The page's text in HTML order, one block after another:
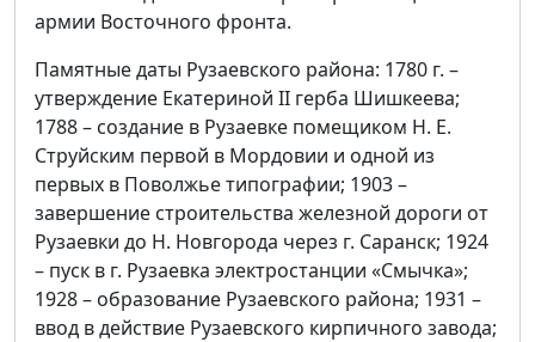
армии Восточного фронта.
Памятные даты Рузаевского района: 1780 г. –
утверждение Екатериной II герба Шишкеева;
1788 – создание в Рузаевке помещиком Н. Е.
Струйским первой в Мордовии и одной из
первых в Поволжье типографии; 1903 –
завершение строительства железной дороги от
Рузаевки до Н. Новгорода через г. Саранск; 1924
– пуск в г. Рузаевка электростанции «Смычка»;
1928 – образование Рузаевского района; 1931 –
ввод в действие Рузаевского кирпичного завода;